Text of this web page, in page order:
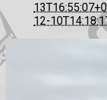
12-